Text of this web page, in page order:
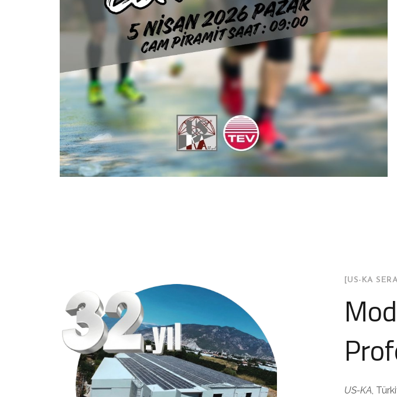
[US-KA SERA
US-KA,